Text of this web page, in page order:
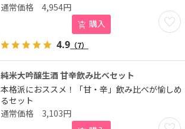
お気
4,954円
購入
4.9 （7）
純米大吟醸生酒 甘辛飲み比べセット
本格派におススメ！「甘・辛」飲み比べが愉しめ
るセット
お気
3,103円